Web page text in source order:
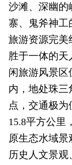
沙滩、深幽的
寨、鬼斧神工
旅游资源完美
胜于一体的
闲旅游风景
内，地处珠三
点，交通极
15.8平方公里
原生态水域景
历史人文景观